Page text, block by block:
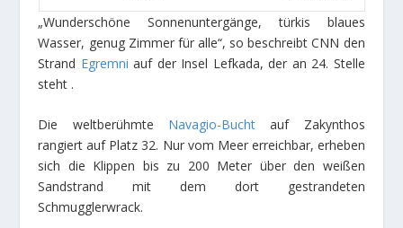
„Wunderschöne Sonnenuntergänge, türkis blaues
Wasser, genug Zimmer für alle“, so beschreibt CNN den
Strand Egremniauf der Insel Lefkada, der an 24. Stelle
steht .
Die weltberühmte Navagio-Bucht
auf Zakynthos
rangiert auf Platz 32. Nur vom Meer erreichbar, erheben
sich die Klippen bis zu 200 Meter über den weißen
Sandstrand mit dem dort gestrandeten
Schmugglerwrack.